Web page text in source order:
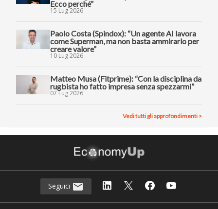
Ecco perché”
15 Lug 2026
Paolo Costa (Spindox): “Un agente AI lavora
come Superman, ma non basta ammirarlo per
creare valore”
10 Lug 2026
Matteo Musa (Fitprime): “Con la disciplina da
rugbista ho fatto impresa senza spezzarmi”
07 Lug 2026
Vedi tutti gli approfondimenti >
Seguici